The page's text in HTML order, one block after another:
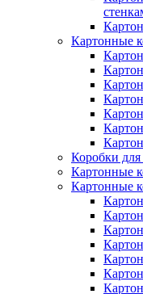
Картонные
Коробки
Картонные
Картонные